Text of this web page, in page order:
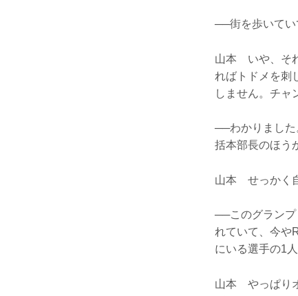
──街を歩いてい
山本 いや、そ
ればトドメを刺
しません。チャ
──わかりました
括本部長のほう
山本 せっかく
──このグランプ
れていて、今や
にいる選手の1
山本 やっぱり